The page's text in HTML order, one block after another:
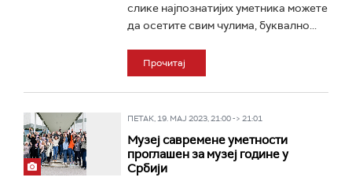
слике најпознатијих уметника можете
да осетите свим чулима, буквално...
Прочитај
ПЕТАК, 19. МАЈ 2023, 21:00 -> 21:01
Музеј савремене уметности
проглашен за музеј године у
Србији